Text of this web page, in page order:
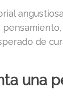
de
una